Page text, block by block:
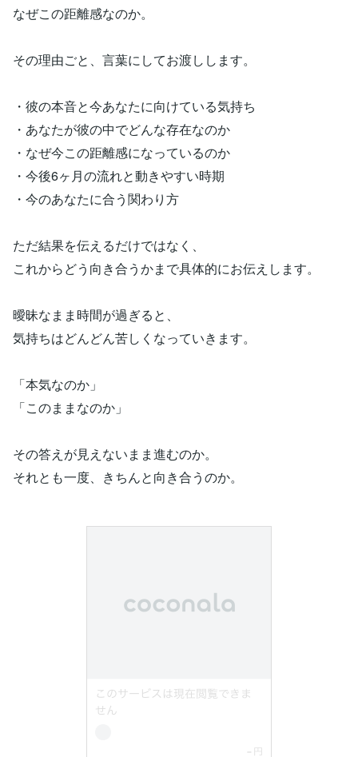
なぜこの距離感なのか。
その理由ごと、言葉にしてお渡しします。
・彼の本音と今あなたに向けている気持ち
・あなたが彼の中でどんな存在なのか
・なぜ今この距離感になっているのか
・今後6ヶ月の流れと動きやすい時期
・今のあなたに合う関わり方
ただ結果を伝えるだけではなく、
これからどう向き合うかまで具体的にお伝えします。
曖昧なまま時間が過ぎると、
気持ちはどんどん苦しくなっていきます。
「本気なのか」
「このままなのか」
その答えが見えないまま進むのか。
それとも一度、きちんと向き合うのか。